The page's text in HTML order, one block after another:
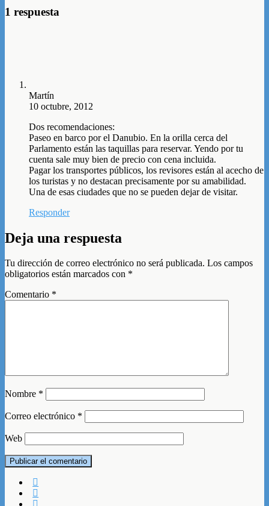
1 respuesta
Martín
10 octubre, 2012
Dos recomendaciones:
Paseo en barco por el Danubio. En la orilla cerca del
Parlamento están las taquillas para reservar. Yendo por tu
cuenta sale muy bien de precio con cena incluida.
Pagar los transportes públicos, los revisores están al acecho de
los turistas y no destacan precisamente por su amabilidad.
Una de esas ciudades que no se pueden dejar de visitar.
Responder
Deja una respuesta
Tu dirección de correo electrónico no será publicada. Los campos
obligatorios están marcados con *
Comentario *
Nombre *
Correo electrónico *
Web